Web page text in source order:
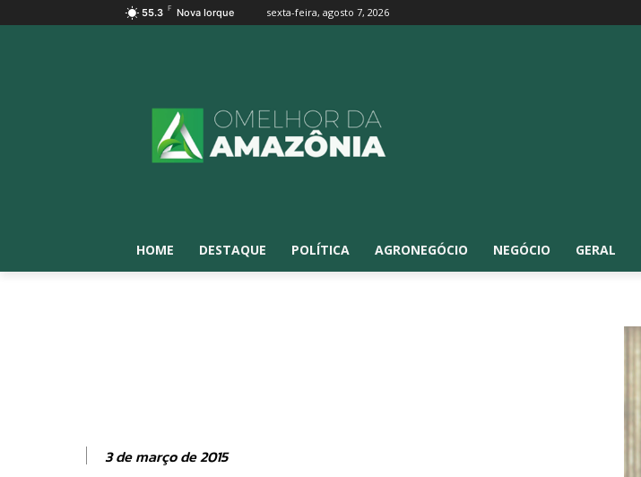
55.3 F Nova Iorque sexta-feira, agosto 7, 2026
HOME DESTAQUE POLÍTICA AGRONEGÓCIO NEGÓCIO GERAL
3 de março de 2015